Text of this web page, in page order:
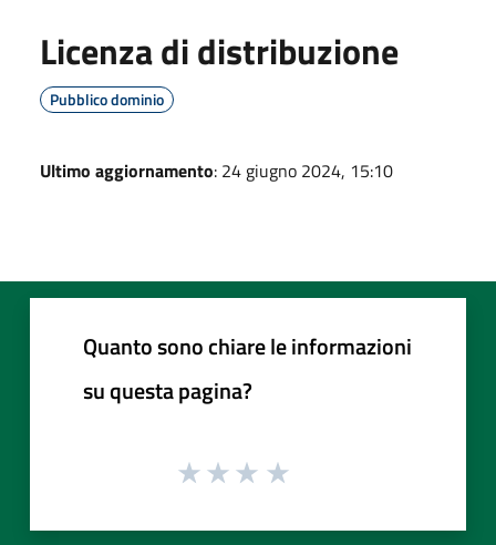
Licenza di distribuzione
Pubblico dominio
Ultimo aggiornamento: 24 giugno 2024, 15:10
Quanto sono chiare le informazioni
su questa pagina?